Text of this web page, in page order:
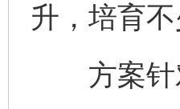
升，培育
方案针对